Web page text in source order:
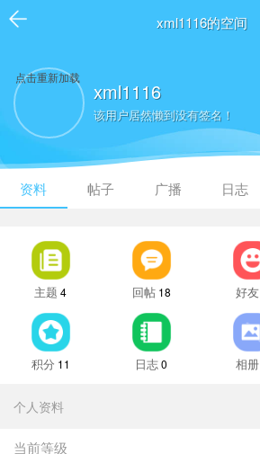
xml1116的空间
点击重新加载
xml1116
该用户居然懒到没有签名！
资料 帖子 广播 日志
主题 4 回帖 18 好友
积分 11 日志0 相册
个人资料
当前等级